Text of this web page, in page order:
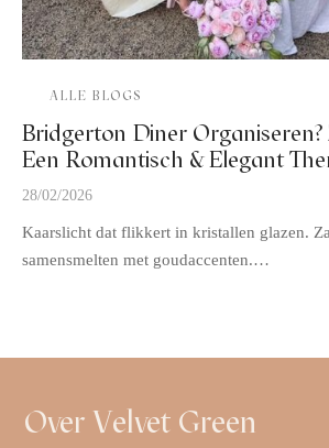
ALLE BLOGS
Bridgerton Diner Organiseren?
Een Romantisch & Elegant
28/02/2026
Kaarslicht dat flikkert in kristallen glazen.
samensmelten met goudaccenten.…
Over Velvet Green